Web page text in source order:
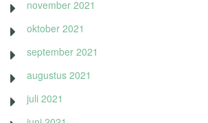
november 2021
oktober 2021
september 2021
augustus 2021
juli 2021